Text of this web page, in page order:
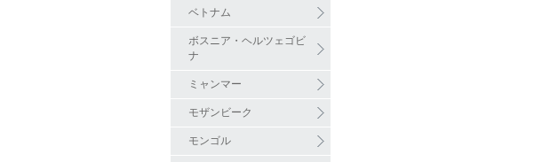
ベトナム
ボスニア・ヘルツェゴビ
ナ
ミャンマー
モザンビーク
モンゴル